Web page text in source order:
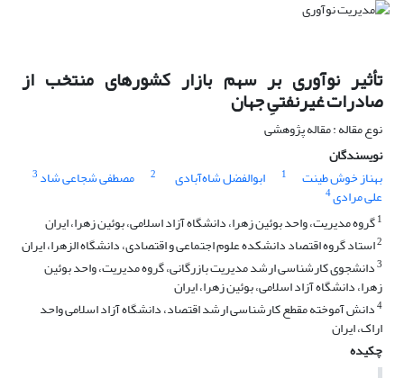
تأثیر نوآوری بر سهم بازار کشورهای منتخب از
صادرات غیرنفتیِ جهان
نوع مقاله : مقاله پژوهشی
نویسندگان
بهناز خوش طینت
1 ابوالفضل شاه‌آبادی 2 مصطفی شجاعی شاد 3
علی مرادی4
1گروه مدیریت، واحد بوئین زهرا، دانشگاه آزاد اسلامی، بوئین زهرا، ایران
2استاد گروه اقتصاد دانشکده علوم اجتماعی و اقتصادی، دانشگاه الزهرا، ایران
3دانشجوی کارشناسی ارشد مدیریت بازرگانی، گروه مدیریت، واحد بوئین
زهرا، دانشگاه آزاد اسلامی، بوئین زهرا، ایران
4دانش آموخته مقطع کارشناسی ارشد اقتصاد، دانشگاه آزاد اسلامی واحد
اراک، ایران
چکیده